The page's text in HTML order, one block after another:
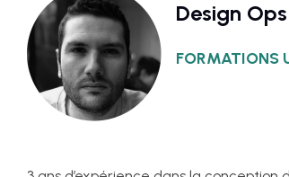
Design Ops
FORMATIONS